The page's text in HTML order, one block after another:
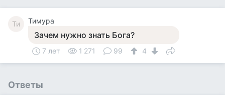
Ти Тимура
Зачем нужно знать Бога?
7 лет 1 271 99 4
Ответы